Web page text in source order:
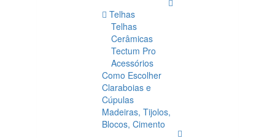
Telhas
Telhas
Cerâmicas
Tectum Pro
Acessórios
Como Escolher
Claraboias e
Cúpulas
Madeiras, Tijolos,
Blocos, Cimento